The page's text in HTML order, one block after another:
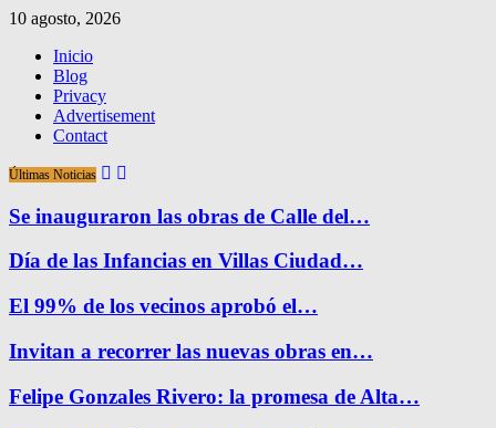
10 agosto, 2026
Inicio
Blog
Privacy
Advertisement
Contact
Últimas Noticias
Se inauguraron las obras de Calle del…
Día de las Infancias en Villas Ciudad…
El 99% de los vecinos aprobó el…
Invitan a recorrer las nuevas obras en…
Felipe Gonzales Rivero: la promesa de Alta…